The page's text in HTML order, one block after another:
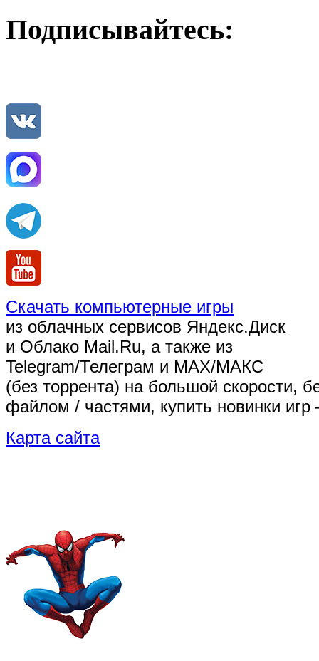
Подписывайтесь:
Скачать компьютерные игры
из облачных сервисов Яндекс.Диск
и Облако Mail.Ru, а также из
Telegram/Телеграм и MAX/МАКС
(без торрента) на большой скорости,
файлом / частями, купить новинки
Карта сайта